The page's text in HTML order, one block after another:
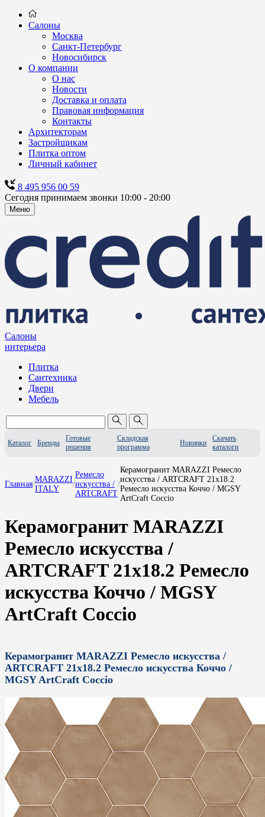
Салоны
Москва
Санкт-Петербург
Новосибирск
О компании
О нас
Новости
Доставка и оплата
Правовая информация
Контакты
Архитекторам
Застройщикам
Плитка оптом
Личный кабинет
8 495 956 00 59
Сегодня принимаем звонки 10:00 - 20:00
Меню
Салоны
интерьера
Плитка
Сантехника
Двери
Мебель
Каталог Бренды
Готовые
решения
Складская
программа
Новинки
Скачать
каталоги
Главная/
MARAZZI
ITALY
/
Ремесло
искусства /
ARTCRAFT
/
Керамогранит MARAZZI Ремесло
искусства / ARTCRAFT 21x18.2
Ремесло искусства Коччо / MGSY
ArtCraft Coccio
Керамогранит MARAZZI
Ремесло искусства /
ARTCRAFT 21x18.2 Ремесло
искусства Коччо / MGSY
ArtCraft Coccio
Керамогранит MARAZZI Ремесло искусства /
ARTCRAFT 21x18.2 Ремесло искусства Коччо /
MGSY ArtCraft Coccio